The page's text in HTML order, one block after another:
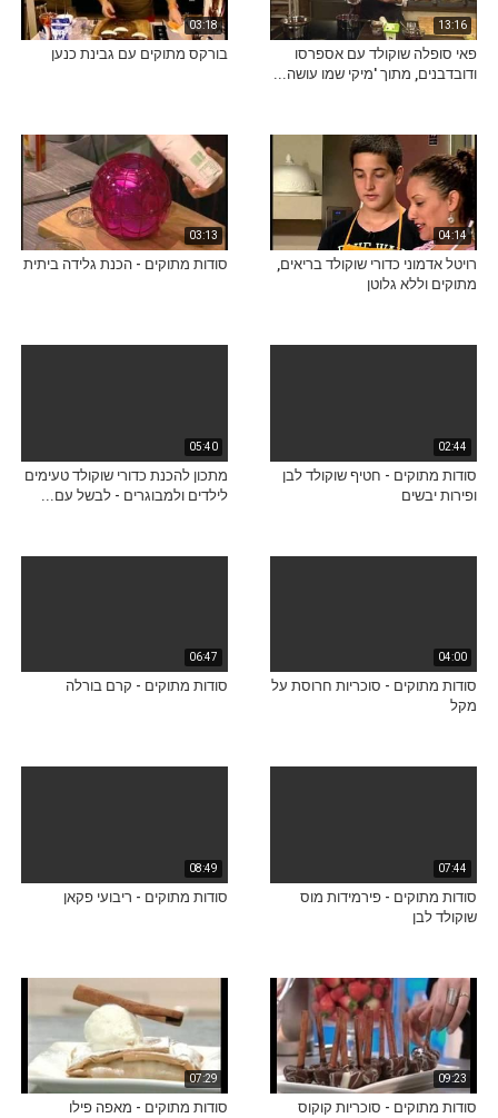
13:16
פאי סופלה שוקולד עם אספרסו
ודובדבנים, מתוך 'מיקי שמו עושה...
03:18
בורקס מתוקים עם גבינת כנען
04:14
רויטל אדמוני כדורי שוקולד בריאים,
מתוקים וללא גלוטן
03:13
סודות מתוקים - הכנת גלידה ביתית
02:44
סודות מתוקים - חטיף שוקולד לבן
ופירות יבשים
05:40
מתכון להכנת כדורי שוקולד טעימים
לילדים ולמבוגרים - לבשל עם...
04:00
סודות מתוקים - סוכריות חרוסת על
מקל
06:47
סודות מתוקים - קרם בורלה
07:44
סודות מתוקים - פירמידות מוס
שוקולד לבן
08:49
סודות מתוקים - ריבועי פקאן
09:23
סודות מתוקים - סוכריות קוקוס
07:29
סודות מתוקים - מאפה פילו